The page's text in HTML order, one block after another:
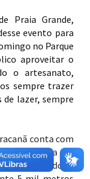
Praia Grande,
evento para
no Parque
aproveitar o
o artesanato,
sempre trazer
lazer, sempre
conta com
pista de
arborizado. O